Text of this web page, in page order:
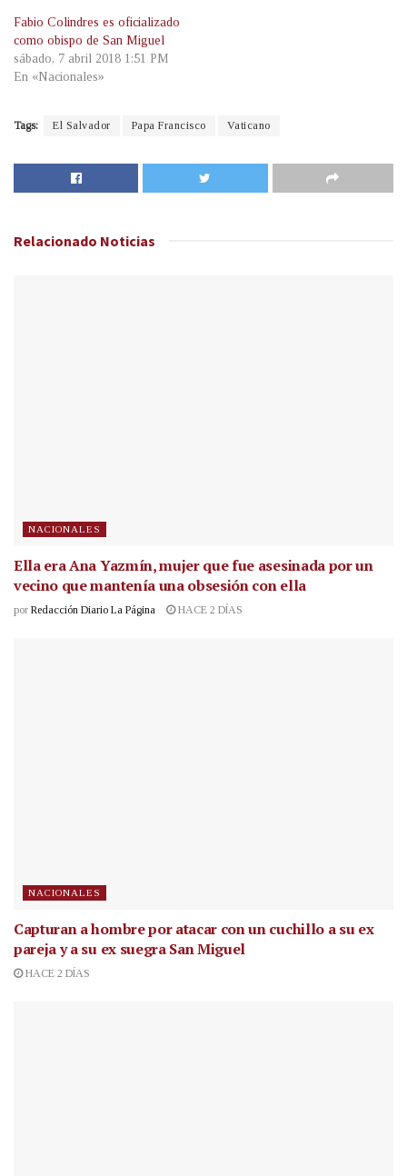
Fabio Colindres es oficializado
como obispo de San Miguel
sábado, 7 abril 2018 1:51 PM
En «Nacionales»
Tags: El Salvador Papa Francisco Vaticano
Relacionado Noticias
NACIONALES
Ella era Ana Yazmín, mujer que fue asesinada por un
vecino que mantenía una obsesión con ella
por Redacción Diario La Página HACE 2 DÍAS
NACIONALES
Capturan a hombre por atacar con un cuchillo a su ex
pareja y a su ex suegra San Miguel
HACE 2 DÍAS